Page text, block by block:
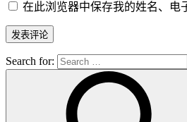
在此浏览器中保存我的姓名、电
Search for: